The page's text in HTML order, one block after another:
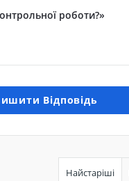
роботи?​»
Відповідь
Найстаріші